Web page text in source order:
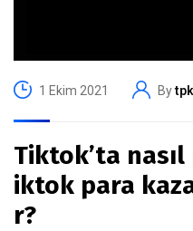
1 Ekim 2021 By
Tiktok’ta nasıl
iktok para
r?